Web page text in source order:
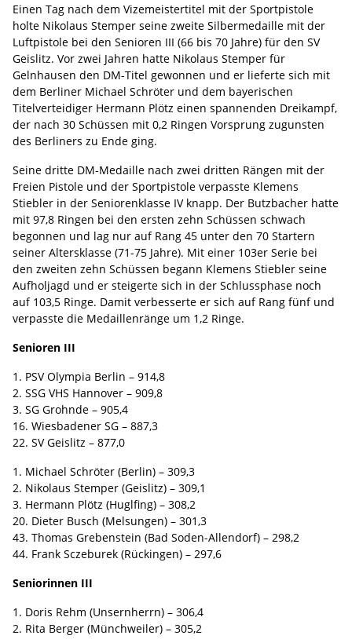
Einen Tag nach dem Vizemeistertitel mit der Sportpistole
holte Nikolaus Stemper seine zweite Silbermedaille mit der
Luftpistole bei den Senioren III (66 bis 70 Jahre) für den SV
Geislitz. Vor zwei Jahren hatte Nikolaus Stemper für
Gelnhausen den DM-Titel gewonnen und er lieferte sich mit
dem Berliner Michael Schröter und dem bayerischen
Titelverteidiger Hermann Plötz einen spannenden Dreikampf,
der nach 30 Schüssen mit 0,2 Ringen Vorsprung zugunsten
des Berliners zu Ende ging.
Seine dritte DM-Medaille nach zwei dritten Rängen mit der
Freien Pistole und der Sportpistole verpasste Klemens
Stiebler in der Seniorenklasse IV knapp. Der Butzbacher hatte
mit 97,8 Ringen bei den ersten zehn Schüssen schwach
begonnen und lag nur auf Rang 45 unter den 70 Startern
seiner Altersklasse (71-75 Jahre). Mit einer 103er Serie bei
den zweiten zehn Schüssen begann Klemens Stiebler seine
Aufholjagd und er steigerte sich in der Schlussphase noch
auf 103,5 Ringe. Damit verbesserte er sich auf Rang fünf und
verpasste die Medaillenränge um 1,2 Ringe.
Senioren III
1. PSV Olympia Berlin – 914,8
2. SSG VHS Hannover – 909,8
3. SG Grohnde – 905,4
16. Wiesbadener SG – 887,3
22. SV Geislitz – 877,0
1. Michael Schröter (Berlin) – 309,3
2. Nikolaus Stemper (Geislitz) – 309,1
3. Hermann Plötz (Huglfing) – 308,2
20. Dieter Busch (Melsungen) – 301,3
43. Thomas Grebenstein (Bad Soden-Allendorf) – 298,2
44. Frank Sczeburek (Rückingen) – 297,6
Seniorinnen III
1. Doris Rehm (Unsernherrn) – 306,4
2. Rita Berger (Münchweiler) – 305,2